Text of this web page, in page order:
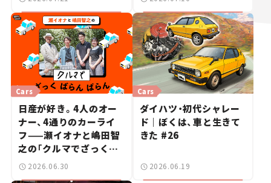
信 #2
Cars
日産が好き。4人のオー
ナー、4通りのカーライ
フ——瀬イオナと嶋田智
之の「クルマでざっくば
らんばらん！」＃19
2026.06.30
Cars
ダイハツ・初代シャレー
ド｜ぼくは、車と生きて
きた #26
2026.06.19